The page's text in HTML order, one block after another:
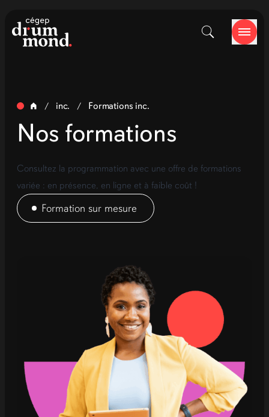
/ inc. / Formations inc.
Nos formations
Consultez la programmation avec une offre de formations
variée : en présence, en ligne et à faible coût !
Formation sur mesure